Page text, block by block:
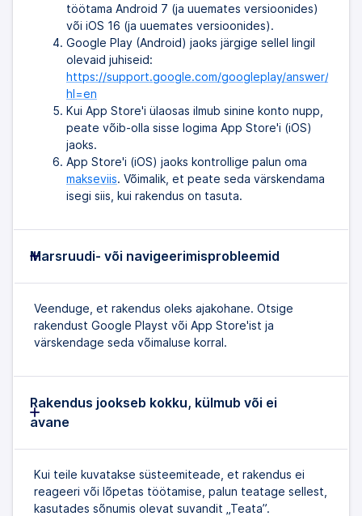
töötama Android 7 (ja uuemates versioonides)
või iOS 16 (ja uuemates versioonides).
Google Play (Android) jaoks järgige sellel lingil
olevaid juhiseid:
https://support.google.com/googleplay/answer/
hl=en
Kui App Store'i ülaosas ilmub sinine konto nupp,
peate võib-olla sisse logima App Store'i (iOS)
jaoks.
App Store'i (iOS) jaoks kontrollige palun oma
makseviis. Võimalik, et peate seda värskendama
isegi siis, kui rakendus on tasuta.
Marsruudi- või navigeerimisprobleemid
Veenduge, et rakendus oleks ajakohane. Otsige
rakendust Google Playst või App Store'ist ja
värskendage seda võimaluse korral.
Rakendus jookseb kokku, külmub või ei
avane
Kui teile kuvatakse süsteemiteade, et rakendus ei
reageeri või lõpetas töötamise, palun teatage sellest,
kasutades sõnumis olevat suvandit „Teata”.